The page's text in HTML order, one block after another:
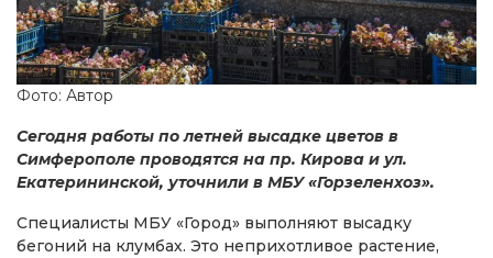
Фото: Автор
Сегодня работы по летней высадке цветов в
Симферополе проводятся на пр. Кирова и ул.
Екатерининской, уточнили в МБУ «Горзеленхоз».
Специалисты МБУ «Город» выполняют высадку
бегоний на клумбах. Это неприхотливое растение,